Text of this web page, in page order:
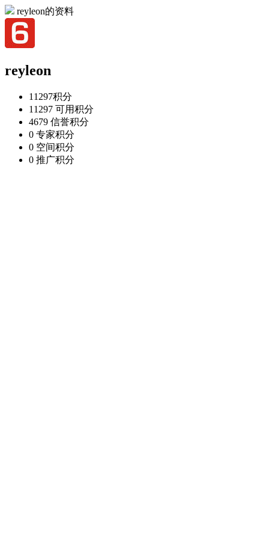
reyleon的资料
reyleon
11297积分
11297 可用积分
4679 信誉积分
0 专家积分
0 空间积分
0 推广积分